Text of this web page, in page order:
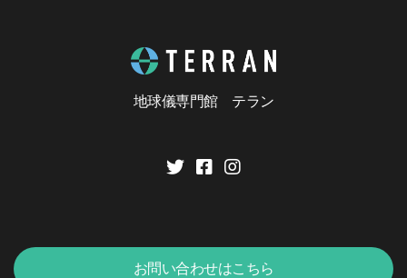
地球儀専門館 テラン
お問い合わせはこちら